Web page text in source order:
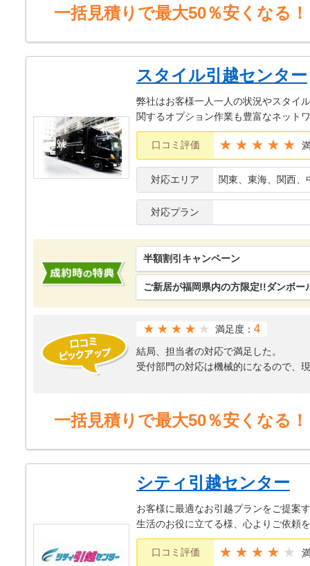
一括見積りで最大50％安くなる！
スタイル引越センター
弊社はお客様一人一人の状況やスタイ
関するオプション作業も豊富なネット
口コミ評価 ★★★★★
対応エリア 関東、東海、関西、
対応プラン
半額割引キャンペーン
ご新居が福岡県内の方限定!!ダンボー
★★★★ 満足度： 4
結局、担当者の対応で満足した。
受付部門の対応は機械的になるので、
一括見積りで最大50％安くなる！
シティ引越センター
お客様に最適なお引越プランをご提案
生活のお役に立てる様、心よりご依頼
口コミ評価 ★★★★